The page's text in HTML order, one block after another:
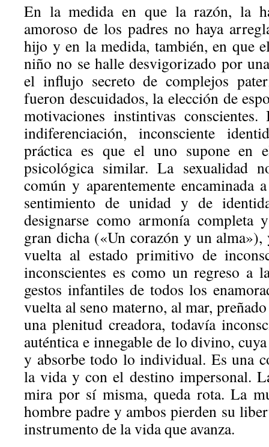
En la medida en que la razón, la
amoroso de los padres no haya
hijo y en la medida, también, en que
niño no se halle desvigorizado por
el influjo secreto de complejos
fueron descuidados, la elección de
motivaciones instintivas conscientes.
indiferenciación, inconsciente
práctica es que el uno supone en
psicológica similar. La sexualidad
común y aparentemente
sentimiento de unidad y de
designarse como armonía completa
gran dicha («Un corazón y un
vuelta al estado primitivo de
inconscientes es como un regreso a
gestos infantiles de todos los
vuelta al seno materno, al mar,
una plenitud creadora, todavía
auténtica e innegable de lo divino,
y absorbe todo lo individual. Es una
la vida y con el destino impersonal.
mira por sí misma, queda rota. La
hombre padre y ambos pierden su
instrumento de la vida que avanza.